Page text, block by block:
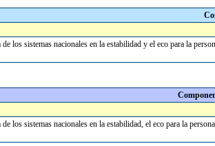
los sistemas nacionales en la estabilidad y el eco para la
los sistemas nacionales en la estabilidad, el eco para la